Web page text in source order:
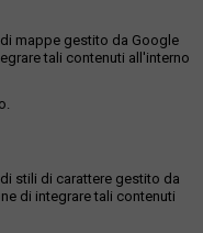
mappe gestito da Google
tali contenuti all'interno
stili di carattere gestito da
di integrare tali contenuti